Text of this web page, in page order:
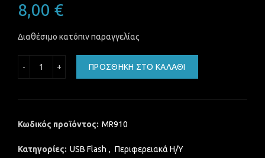
8,00 €
Διαθέσιμο κατόπιν παραγγελίας
ΠΡΟΣΘΉΚΗ ΣΤΟ ΚΑΛΆΘΙ
Κωδικός προϊόντος: MR910
Κατηγορίες: USB Flash , Περιφερειακά Η/Υ